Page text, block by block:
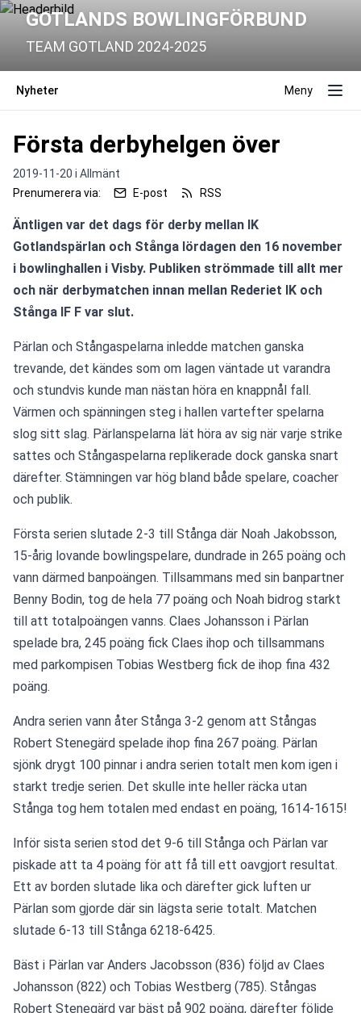
GOTLANDS BOWLINGFÖRBUND
TEAM GOTLAND 2024-2025
Nyheter Meny
Första derbyhelgen över
2019-11-20 i Allmänt
Prenumerera via:
E-post RSS
Äntligen var det dags för derby mellan IK
Gotlandspärlan och Stånga lördagen den 16 november
i bowlinghallen i Visby. Publiken strömmade till allt mer
och när derbymatchen innan mellan Rederiet IK och
Stånga IF F var slut.
Pärlan och Stångaspelarna inledde matchen ganska
trevande, det kändes som om lagen väntade ut varandra
och stundvis kunde man nästan höra en knappnål fall.
Värmen och spänningen steg i hallen vartefter spelarna
slog sitt slag. Pärlanspelarna lät höra av sig när varje strike
sattes och Stångaspelarna replikerade dock ganska snart
därefter. Stämningen var hög bland både spelare, coacher
och publik.
Första serien slutade 2-3 till Stånga där Noah Jakobsson,
15-årig lovande bowlingspelare, dundrade in 265 poäng och
vann därmed banpoängen. Tillsammans med sin banpartner
Benny Bodin, tog de hela 77 poäng och Noah bidrog starkt
till att totalpoängen vanns. Claes Johansson i Pärlan
spelade bra, 245 poäng fick Claes ihop och tillsammans
med parkompisen Tobias Westberg fick de ihop fina 432
poäng.
Andra serien vann åter Stånga 3-2 genom att Stångas
Robert Stenegärd spelade ihop fina 267 poäng. Pärlan
sjönk drygt 100 pinnar i andra serien totalt men kom igen i
starkt tredje serien. Det skulle inte heller räcka utan
Stånga tog hem totalen med endast en poäng, 1614-1615!
Inför sista serien stod det 9-6 till Stånga och Pärlan var
piskade att ta 4 poäng för att få till ett oavgjort resultat.
Ett av borden slutade lika och därefter gick luften ur
Pärlan som gjorde där sin lägsta serie totalt. Matchen
slutade 6-13 till Stånga 6218-6425.
Bäst i Pärlan var Anders Jacobsson (836) följd av Claes
Johansson (822) och Tobias Westberg (785). Stångas
Robert Stenegärd var bäst på 902 poäng, därefter följde